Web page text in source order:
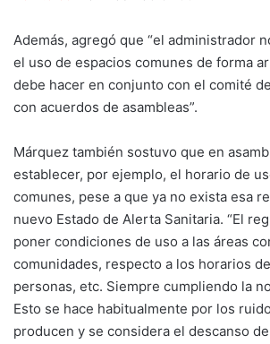
Además, agregó que “el administrador
el uso de espacios comunes de forma
debe hacer en conjunto con el comité
con acuerdos de asambleas”.
Márquez también sostuvo que en
establecer, por ejemplo, el horario de
comunes, pese a que ya no exista esa
nuevo Estado de Alerta Sanitaria. “El
poner condiciones de uso a las áreas
comunidades, respecto a los horarios
personas, etc. Siempre cumpliendo la
Esto se hace habitualmente por los
producen y se considera el descanso